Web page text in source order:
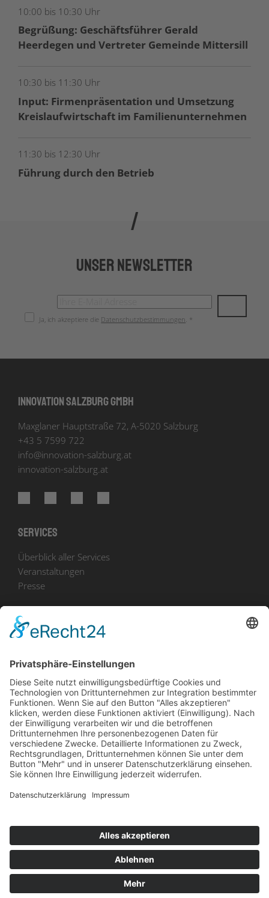
10:00 bis 10:30 Uhr
Begrüßung: Geschäftsführer Gerald
Heerdegen und Vertreter Gemeinde Mittersill
10:30 bis 11:30 Uhr
Input: Firmenpräsentation und Umsetzung
Kreislaufwirtschaft im Familienunternehmen
11:30 bis 12:30 Uhr
Führung durch den Betrieb
Unser Newsletter
Ja, ich akzeptiere die Datenschutzbestimmungen . *
Innovation Salzburg GmbH
Maxglaner Hauptstraße 72, A-5020 Salzburg
+43 5 7599 722
info@innovation-salzburg.at
innovation-salzburg.at
Services
Überblick aller Services
Veranstaltungen
Presse
Bekanntmachungen
Ausschreibungen
Zu uns
Unser Team
Arbeiten bei Innovation Salzburg
Anfahrt
Die Innovation Salzburg GmbH ist ein Unternehmen von
Salzburg und Industriellenvereinigung Salzburg.
Datenschutzerklärung
© 2026 Innovation Salzburg